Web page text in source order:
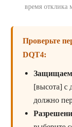
время отклика
Проверьте
DQT4:
[высота] с
должно